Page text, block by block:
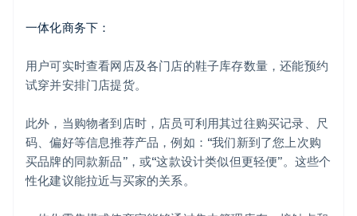
一体化商务下：
用户可实时查看网店及各门店的鞋子库存数量，还能预约
试穿并安排门店提货。
此外，当购物者到店时，店员可利用其过往购买记录、尺
码、偏好等信息推荐产品，例如：“我们新到了您上次购
买品牌的同款新品”，或“这款设计类似但更轻便”。这些个
性化建议能拉近与买家的关系。